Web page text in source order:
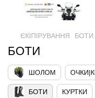
ЄКІПІРУВАННЯ БОТИ
БОТИ
ШОЛОМ
БОТИ КУРТКИ